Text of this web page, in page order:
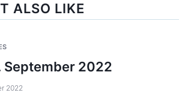
ALSO LIKE
September 2022
2022